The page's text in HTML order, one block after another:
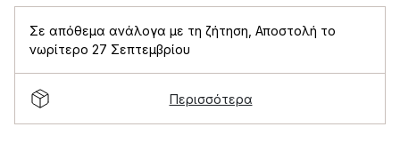
Σε απόθεμα ανάλογα με τη ζήτηση Αποστολή το
νωρίτερο 27 Σεπτεμβρίου
Περισσότερα